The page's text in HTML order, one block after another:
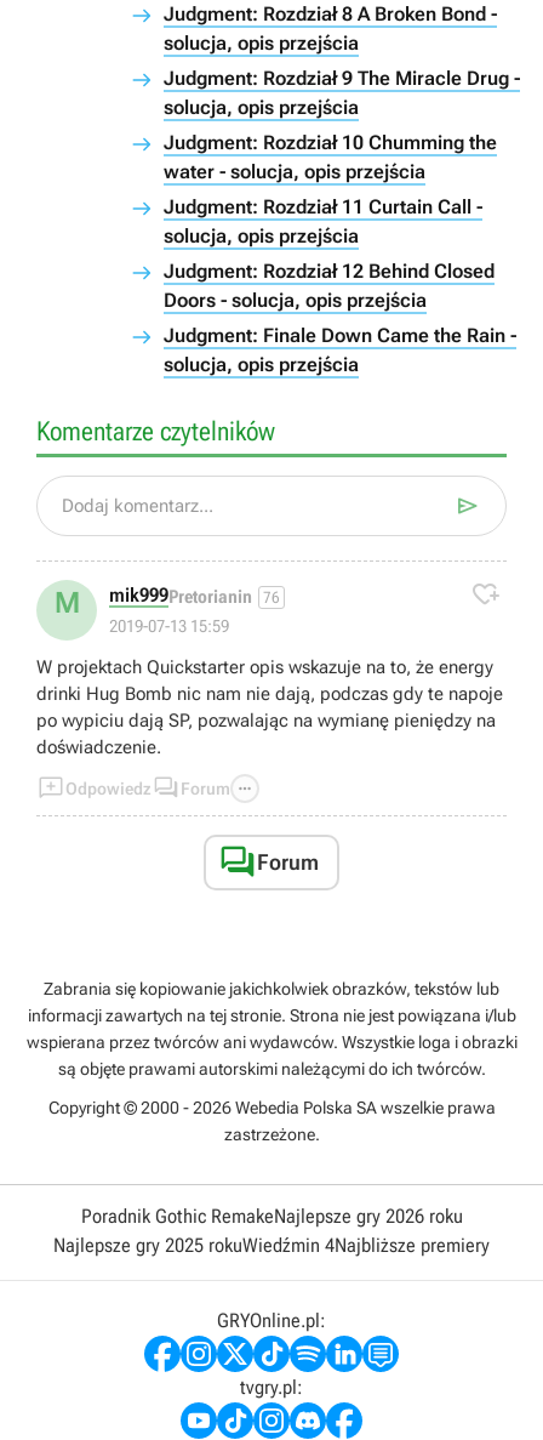
Judgment: Rozdział 8 A Broken Bond -
solucja, opis przejścia
Judgment: Rozdział 9 The Miracle Drug -
solucja, opis przejścia
Judgment: Rozdział 10 Chumming the
water - solucja, opis przejścia
Judgment: Rozdział 11 Curtain Call -
solucja, opis przejścia
Judgment: Rozdział 12 Behind Closed
Doors - solucja, opis przejścia
Judgment: Finale Down Came the Rain -
solucja, opis przejścia
Komentarze czytelników
Dodaj komentarz... 
M mik999Pretorianin 76
2019-07-13 15:59

W projektach Quickstarter opis wskazuje na to, że energy
drinki Hug Bomb nic nam nie dają, podczas gdy te napoje
po wypiciu dają SP, pozwalając na wymianę pieniędzy na
doświadczenie.
Odpowiedz  Forum 
Forum
Zabrania się kopiowanie jakichkolwiek obrazków, tekstów lub
informacji zawartych na tej stronie. Strona nie jest powiązana i/lub
wspierana przez twórców ani wydawców. Wszystkie loga i obrazki
są objęte prawami autorskimi należącymi do ich twórców.
Copyright © 2000 - 2026 Webedia Polska SA wszelkie prawa
zastrzeżone.
Poradnik Gothic RemakeNajlepsze gry 2026 roku
Najlepsze gry 2025 rokuWiedźmin 4Najbliższe premiery
GRYOnline.pl:
tvgry.pl: